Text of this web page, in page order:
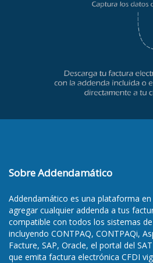
Sobre Addendamático
Addendamático es una plataforma
agregar cualquier addenda a tus
compatible con todos los sistemas
incluyendo CONTPAQ, CONTPAQi,
Facture, SAP, Oracle, el portal del
que emita factura electrónica CFDI